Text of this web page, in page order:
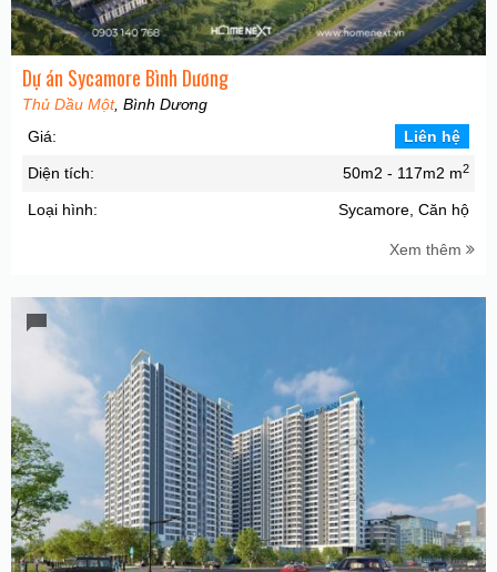
Dự án Sycamore Bình Dương
Thủ Dầu Một, Bình Dương
Giá:
Liên hệ
Diện tích: 50m2 - 117m2 m2
Loại hình: Sycamore, Căn hộ
Xem thêm